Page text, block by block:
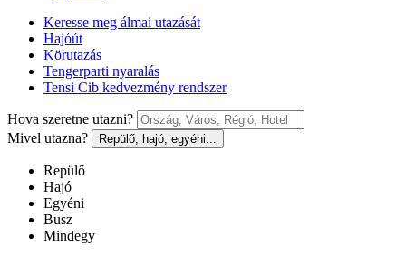
Keresse meg álmai utazását
Hajóút
Körutazás
Tengerparti nyaralás
Tensi Cib kedvezmény rendszer
Hova szeretne utazni?
Mivel utazna?
Repülő, hajó, egyéni...
Repülő
Hajó
Egyéni
Busz
Mindegy